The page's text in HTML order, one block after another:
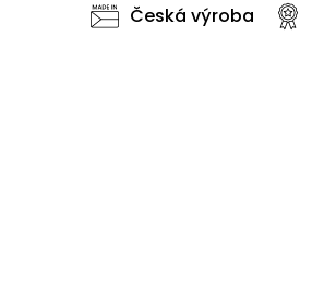
Česká výroba